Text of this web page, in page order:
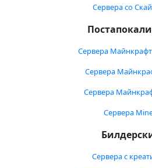
Сервера со
Сервера
Сервера
Сервера
Сервера
Сервера с